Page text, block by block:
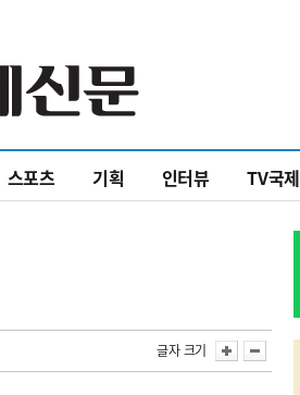
스포츠 기획 인터뷰 TV국제
글자 크기